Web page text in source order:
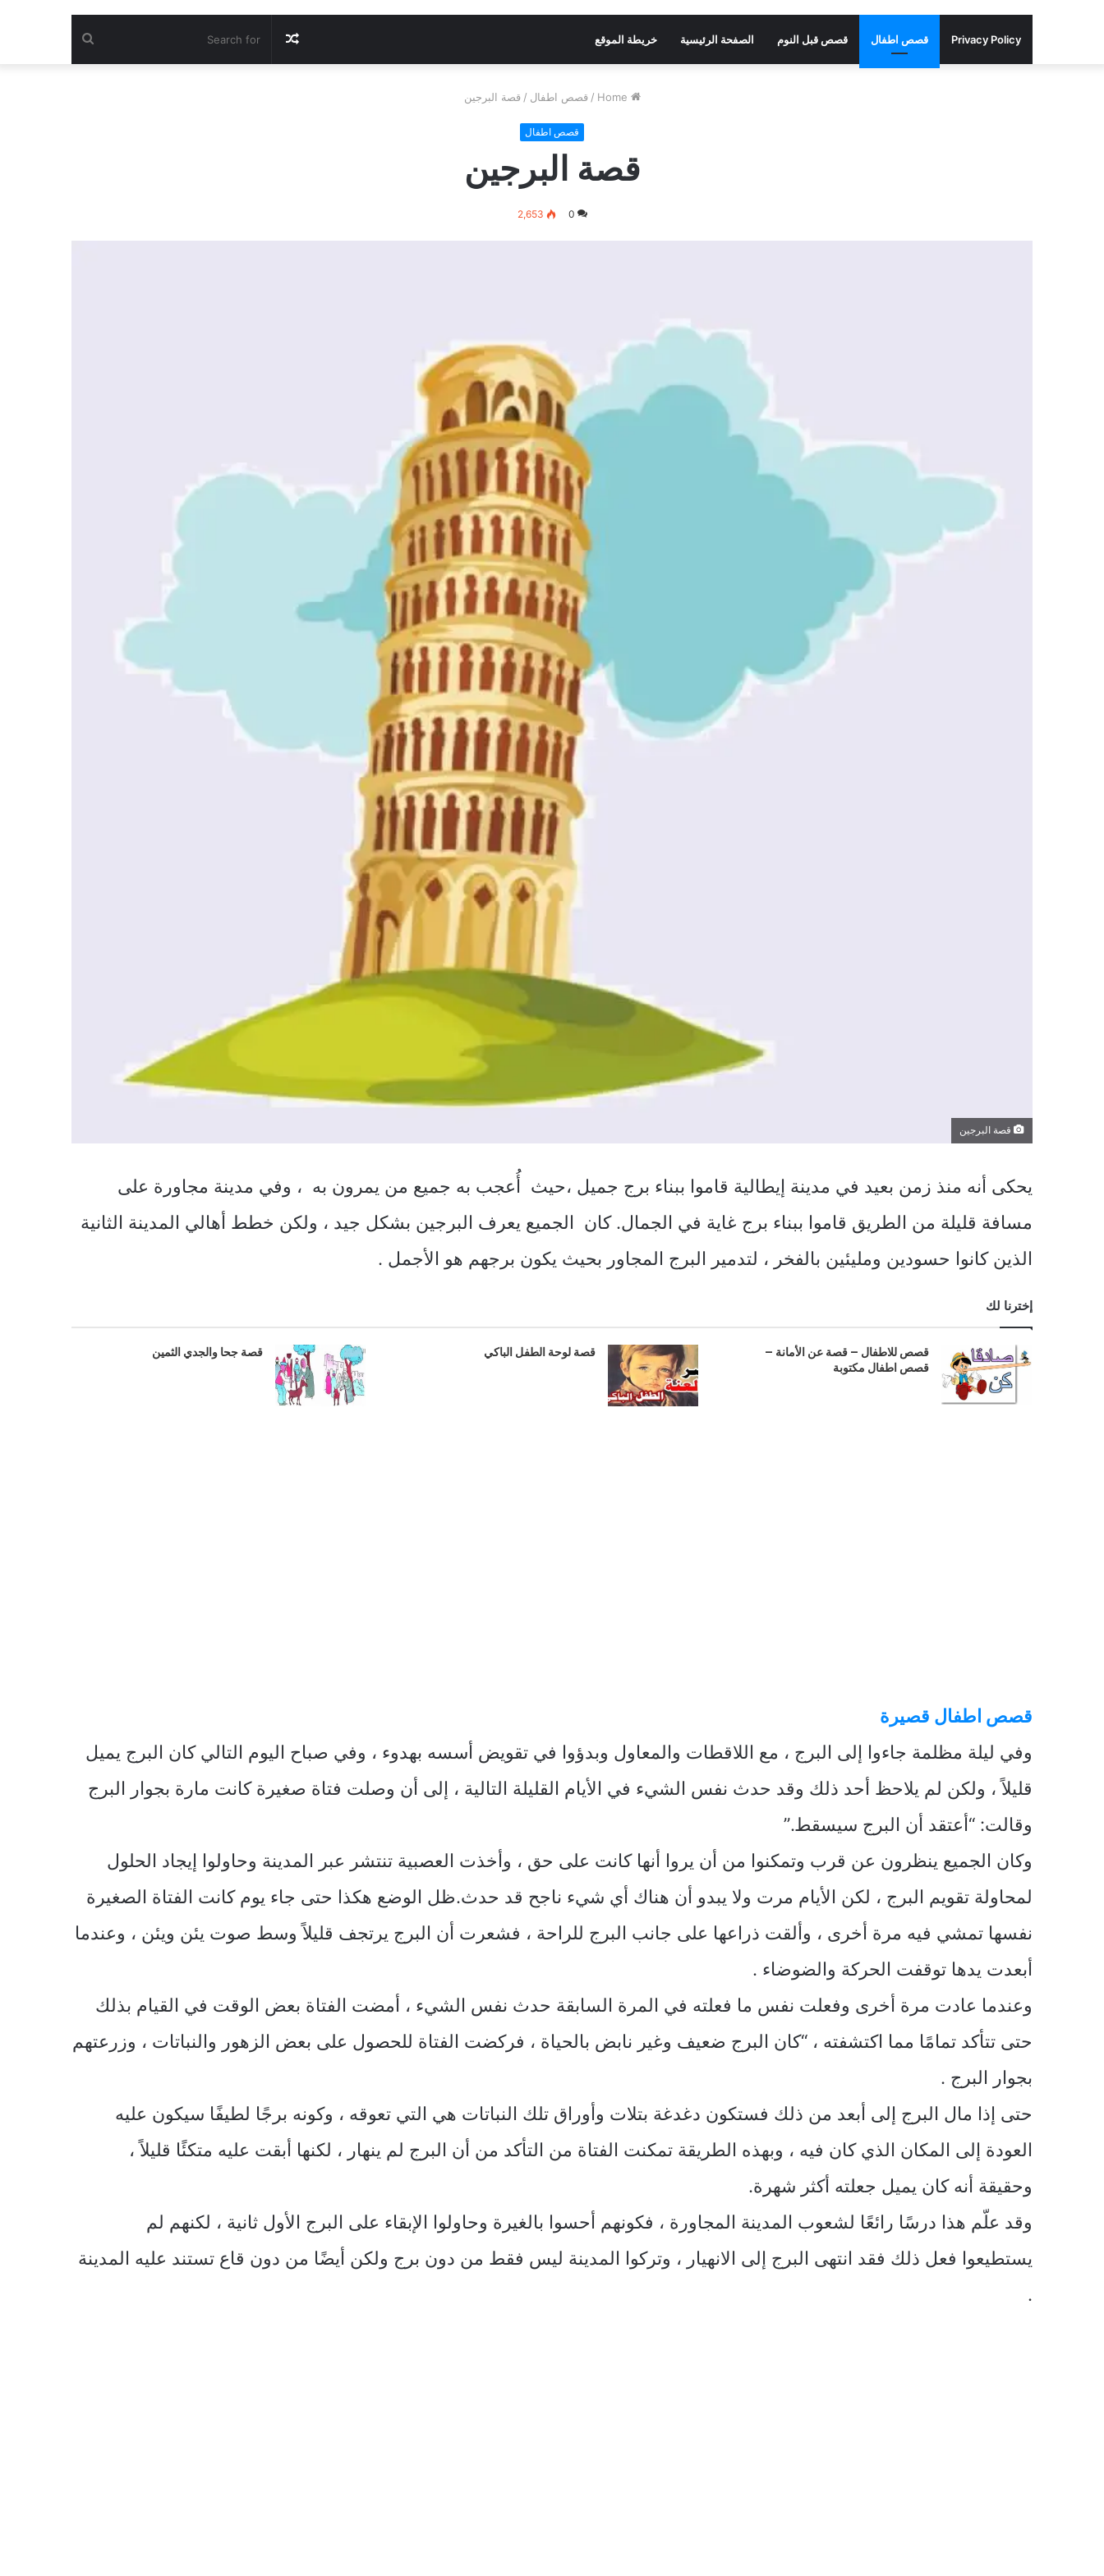
Privacy Policy قصص اطفال قصص قبل النوم الصفحة الرئيسية خريطة الموقع Random
/ قصص اطفال / قصة البرجين
قصص اطفال
قصة البرجين
0
2,653
قصة البرجين
يحكى أنه منذ زمن بعيد في مدينة إيطالية قاموا ببناء برج جميل ،حيث أُعجب به جميع من يمرون به ، وفي مدينة مجاورة على
مسافة قليلة من الطريق قاموا ببناء برج غاية في الجمال. كان الجميع يعرف البرجين بشكل جيد ، ولكن خطط أهالي المدينة الثانية
الذين كانوا حسودين ومليئين بالفخر ، لتدمير البرج المجاور بحيث يكون برجهم هو الأجمل .
إخترنا لك
قصص للاطفال – قصة عن الأمانة –
قصص اطفال مكتوبة
قصة لوحة الطفل الباكي قصة جحا والجدي الثمين
قصص اطفال قصيرة
وفي ليلة مظلمة جاءوا إلى البرج ، مع اللاقطات والمعاول وبدؤوا في تقويض أسسه بهدوء ، وفي صباح اليوم التالي كان البرج يميل
قليلاً ، ولكن لم يلاحظ أحد ذلك وقد حدث نفس الشيء في الأيام القليلة التالية ، إلى أن وصلت فتاة صغيرة كانت مارة بجوار البرج
وقالت: “أعتقد أن البرج سيسقط.”
وكان الجميع ينظرون عن قرب وتمكنوا من أن يروا أنها كانت على حق ، وأخذت العصبية تنتشر عبر المدينة وحاولوا إيجاد الحلول
لمحاولة تقويم البرج ، لكن الأيام مرت ولا يبدو أن هناك أي شيء ناجح قد حدث.ظل الوضع هكذا حتى جاء يوم كانت الفتاة الصغيرة
نفسها تمشي فيه مرة أخرى ، وألقت ذراعها على جانب البرج للراحة ، فشعرت أن البرج يرتجف قليلاً وسط صوت يئن ويئن ، وعندما
أبعدت يدها توقفت الحركة والضوضاء .
وعندما عادت مرة أخرى وفعلت نفس ما فعلته في المرة السابقة حدث نفس الشيء ، أمضت الفتاة بعض الوقت في القيام بذلك
حتى تتأكد تمامًا مما اكتشفته ، “كان البرج ضعيف وغير نابض بالحياة ، فركضت الفتاة للحصول على بعض الزهور والنباتات ، وزرعتهم
بجوار البرج .
حتى إذا مال البرج إلى أبعد من ذلك فستكون دغدغة بتلات وأوراق تلك النباتات هي التي تعوقه ، وكونه برجًا لطيفًا سيكون عليه
العودة إلى المكان الذي كان فيه ، وبهذه الطريقة تمكنت الفتاة من التأكد من أن البرج لم ينهار ، لكنها أبقت عليه متكئًا قليلاً ،
وحقيقة أنه كان يميل جعلته أكثر شهرة.
وقد علّم هذا درسًا رائعًا لشعوب المدينة المجاورة ، فكونهم أحسوا بالغيرة وحاولوا الإبقاء على البرج الأول ثانية ، لكنهم لم
يستطيعوا فعل ذلك فقد انتهى البرج إلى الانهيار ، وتركوا المدينة ليس فقط من دون برج ولكن أيضًا من دون قاع تستند عليه المدينة
.